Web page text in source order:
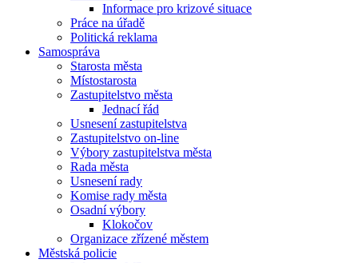
Informace pro krizové situace
Práce na úřadě
Politická reklama
Samospráva
Starosta města
Místostarosta
Zastupitelstvo města
Jednací řád
Usnesení zastupitelstva
Zastupitelstvo on-line
Výbory zastupitelstva města
Rada města
Usnesení rady
Komise rady města
Osadní výbory
Klokočov
Organizace zřízené městem
Městská policie